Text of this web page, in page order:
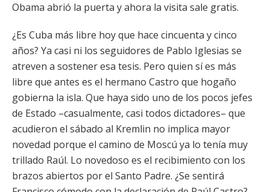
Obama abrió la puerta y ahora la visita sale gratis.
¿Es Cuba más libre hoy que hace cincuenta y cinco
años? Ya casi ni los seguidores de Pablo Iglesias se
atreven a sostener esa tesis. Pero quien sí es más
libre que antes es el hermano Castro que hogaño
gobierna la isla. Que haya sido uno de los pocos jefes
de Estado –casualmente, casi todos dictadores– que
acudieron el sábado al Kremlin no implica mayor
novedad porque el camino de Moscú ya lo tenía muy
trillado Raúl. Lo novedoso es el recibimiento con los
brazos abiertos por el Santo Padre. ¿Se sentirá